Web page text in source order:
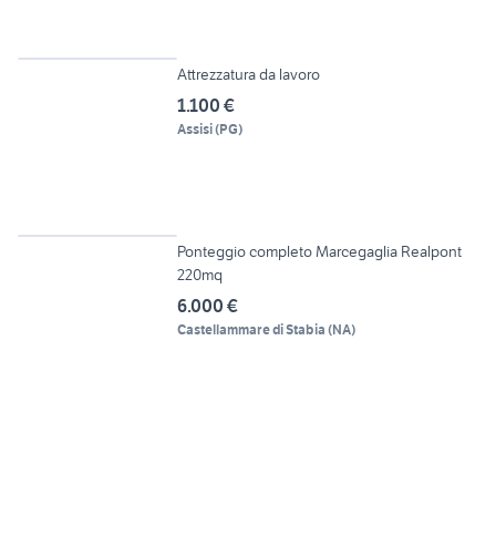
Attrezzatura da lavoro
1.100 €
Assisi(PG)
Ponteggio completo Marcegaglia Realpont
220mq
6.000 €
Castellammare di Stabia (NA)